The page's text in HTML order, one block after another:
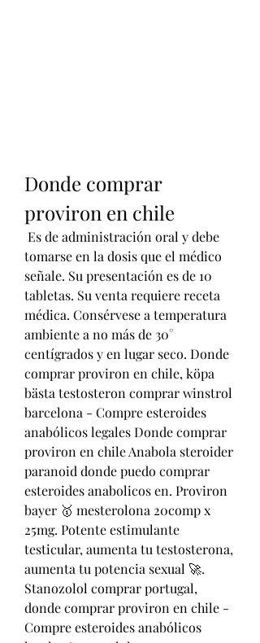
Donde comprar
proviron en chile
tomarse en la dosis que el médico
señale. Su presentación es de 10
tabletas. Su venta requiere receta
médica. Consérvese a temperatura
ambiente a no más de 30°
centígrados y en lugar seco. Donde
comprar proviron en chile, köpa
bästa testosteron comprar winstrol
barcelona - Compre esteroides
anabólicos legales Donde comprar
proviron en chile Anabola steroider
paranoid donde puedo comprar
esteroides anabolicos en. Proviron
bayer 🥇 mesterolona 20comp x
25mg. Potente estimulante
testicular, aumenta tu testosterona,
aumenta tu potencia sexual 🚀.
Stanozolol comprar portugal,
donde comprar proviron en chile -
Compre esteroides anabólicos